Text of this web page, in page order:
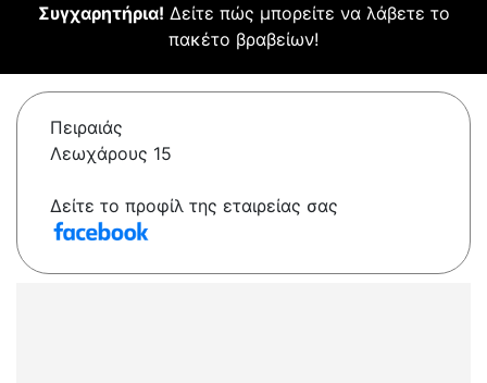
Συγχαρητήρια! Δείτε πώς μπορείτε να λάβετε το
πακέτο βραβείων!
Πειραιάς
Λεωχάρους 15
Δείτε το προφίλ της εταιρείας σας